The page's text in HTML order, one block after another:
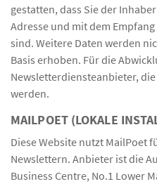
gestatten, dass Sie der
Adresse und mit dem
sind. Weitere Daten werden
Basis erhoben. Für die
Newsletterdiensteanbieter,
werden.
MAILPOET (LOKALE
Diese Website nutzt MailPoet
Newslettern. Anbieter ist die
Business Centre, No.1 Lower